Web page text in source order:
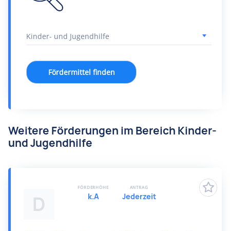
Fördermittel finden
Weitere Förderungen im Bereich Kinder-
und Jugendhilfe
D
FÖRDERHÖHE
k.A
ANTRAG
Jederzeit